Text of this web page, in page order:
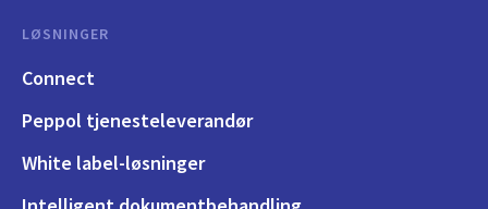
LØSNINGER
Connect
Peppol tjenesteleverandør
White label-løsninger